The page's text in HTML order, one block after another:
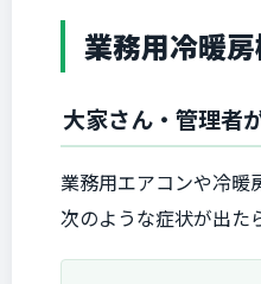
業務用冷暖
大家さん・管理者
業務用エアコンや冷暖
次のような症状が出た